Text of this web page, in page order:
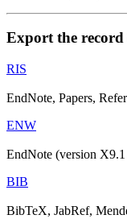
Export the
RIS
EndNote, Papers,
ENW
EndNote (version
BIB
BibTeX, JabRef,